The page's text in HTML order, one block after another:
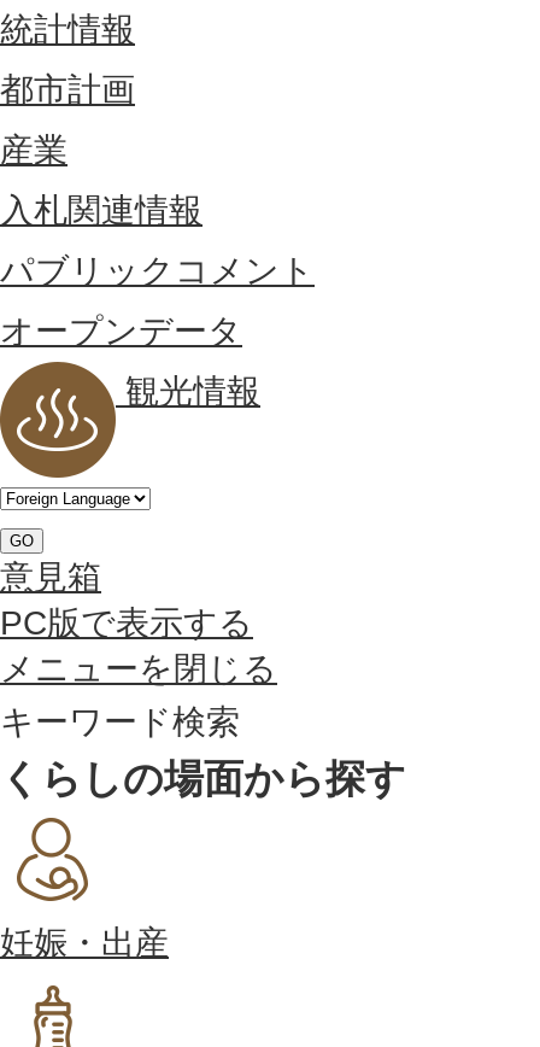
統計情報
都市計画
産業
入札関連情報
パブリックコメント
オープンデータ
観光情報
GO
意見箱
PC版で表示する
メニューを閉じる
キーワード検索
くらしの場面から探す
妊娠・出産